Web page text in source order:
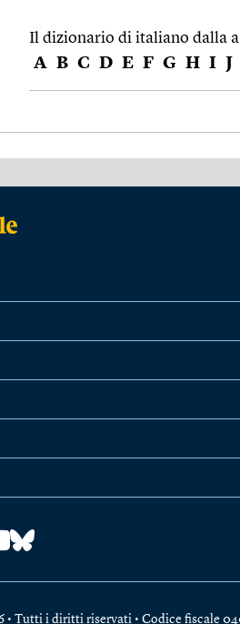
Il dizionario di italiano dalla
A B C D E F G H I J
• Tutti i diritti riservati • Codice fiscale